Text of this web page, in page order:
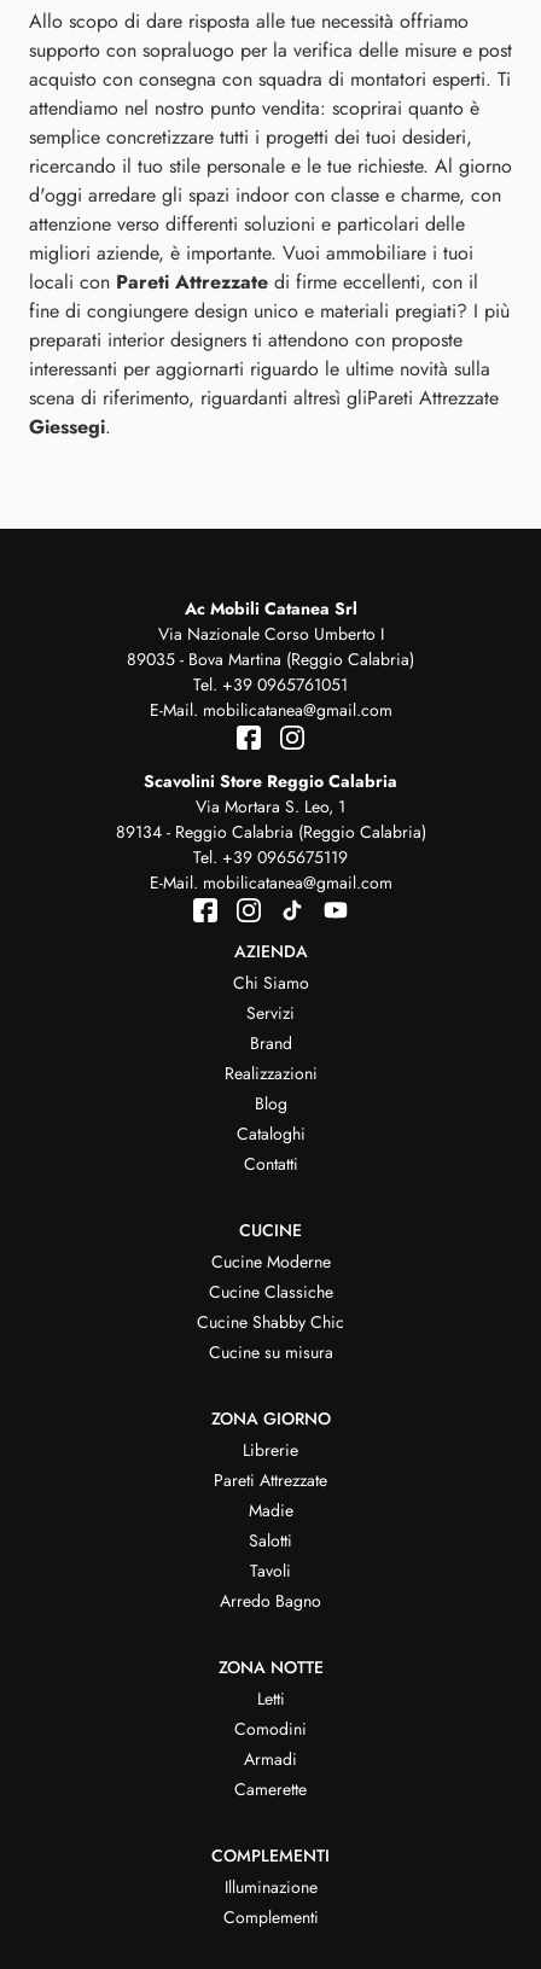
Allo scopo di dare risposta alle tue necessità offriamo
supporto con sopraluogo per la verifica delle misure e post
acquisto con consegna con squadra di montatori esperti. Ti
attendiamo nel nostro punto vendita: scoprirai quanto è
semplice concretizzare tutti i progetti dei tuoi desideri,
ricercando il tuo stile personale e le tue richieste. Al giorno
d'oggi arredare gli spazi indoor con classe e charme, con
attenzione verso differenti soluzioni e particolari delle
migliori aziende, è importante. Vuoi ammobiliare i tuoi
locali con Pareti Attrezzate di firme eccellenti, con il
fine di congiungere design unico e materiali pregiati? I più
preparati interior designers ti attendono con proposte
interessanti per aggiornarti riguardo le ultime novità sulla
scena di riferimento, riguardanti altresì gliPareti Attrezzate
Giessegi.
Ac Mobili Catanea Srl
Via Nazionale Corso Umberto I
89035 - Bova Martina (Reggio Calabria)
Tel. +39 0965761051
E-Mail. mobilicatanea@gmail.com
Scavolini Store Reggio Calabria
Via Mortara S. Leo, 1
89134 - Reggio Calabria (Reggio Calabria)
Tel. +39 0965675119
E-Mail. mobilicatanea@gmail.com
AZIENDA
Chi Siamo
Servizi
Brand
Realizzazioni
Blog
Cataloghi
Contatti
CUCINE
Cucine Moderne
Cucine Classiche
Cucine Shabby Chic
Cucine su misura
ZONA GIORNO
Librerie
Pareti Attrezzate
Madie
Salotti
Tavoli
Arredo Bagno
ZONA NOTTE
Letti
Comodini
Armadi
Camerette
COMPLEMENTI
Illuminazione
Complementi